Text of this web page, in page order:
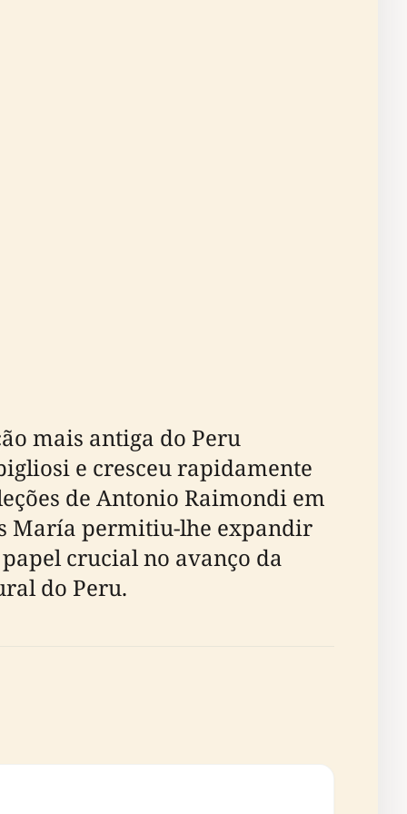
mais antiga do Peru
e cresceu rapidamente
de Antonio Raimondi em
María permitiu-lhe expandir
crucial no avanço da
do Peru.